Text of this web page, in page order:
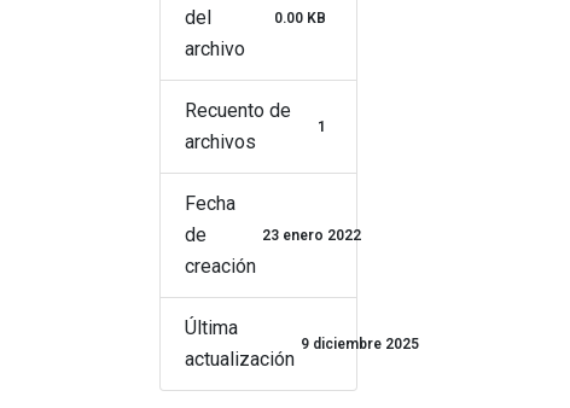
del
archivo
0.00 KB
Recuento de
archivos
1
Fecha
de
creación
23 enero 2022
Última
actualización
9 diciembre 2025